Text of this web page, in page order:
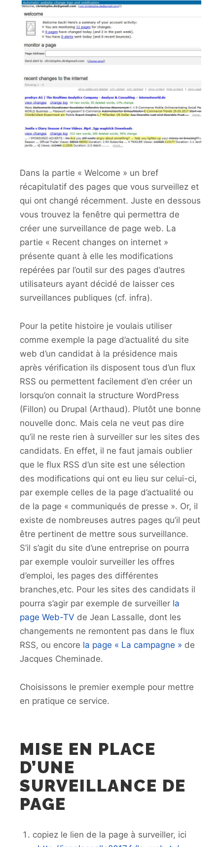
Dans la partie « Welcome » un bref
récapitulatif des pages que vous surveillez et
qui ont changé récemment. Juste en dessous
vous trouvez la fenêtre qui permettra de
créer une surveillance de page web. La
partie « Recent changes on internet »
présente quant à elle les modifications
repérées par l’outil sur des pages d’autres
utilisateurs ayant décidé de laisser ces
surveillances publiques (cf. infra).
Pour la petite histoire je voulais utiliser
comme exemple la page d’actualité du site
web d’un candidat à la présidence mais
après vérification ils disposent tous d’un flux
RSS ou permettent facilement d’en créer un
lorsqu’on connait la structure WordPress
(Fillon) ou Drupal (Arthaud). Plutôt une bonne
nouvelle donc. Mais cela ne veut pas dire
qu’il ne reste rien à surveiller sur les sites des
candidats. En effet, il ne faut jamais oublier
que le flux RSS d’un site est une sélection
des modifications qui ont eu lieu sur celui-ci,
par exemple celles de la page d’actualité ou
de la page « communiqués de presse ». Or, il
existe de nombreuses autres pages qu’il peut
être pertinent de mettre sous surveillance.
S’il s’agit du site d’une entreprise on pourra
par exemple vouloir surveiller les offres
d’emploi, les pages des différentes
branches,etc. Pour les sites des candidats il
pourra s’agir par exemple de surveiller la
page Web-TV de Jean Lassalle, dont les
changements ne remontent pas dans le flux
RSS, ou encore la page « La campagne » de
Jacques Cheminade.
Choisissons le premier exemple pour mettre
en pratique ce service.
MISE EN PLACE
D’UNE
SURVEILLANCE DE
PAGE
copiez le lien de la page à surveiller, ici